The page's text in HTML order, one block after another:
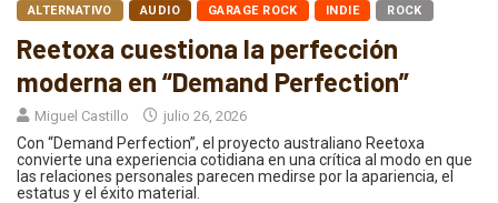
ALTERNATIVO AUDIO GARAGE ROCK INDIE ROCK
Reetoxa cuestiona la perfección
moderna en “Demand Perfection”
Miguel Castillo julio 26, 2026
Con “Demand Perfection”, el proyecto australiano Reetoxa
convierte una experiencia cotidiana en una crítica al modo en que
las relaciones personales parecen medirse por la apariencia, el
estatus y el éxito material.